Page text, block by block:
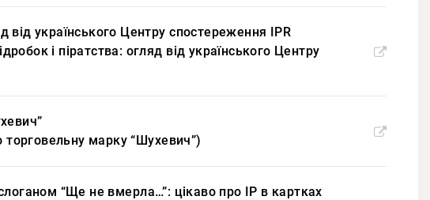
від українського Центру спостереження IPR
і піратства: огляд від українського Центру
торговельну марку “Шухевич”)
“Ще не вмерла…”: цікаво про IP в картках